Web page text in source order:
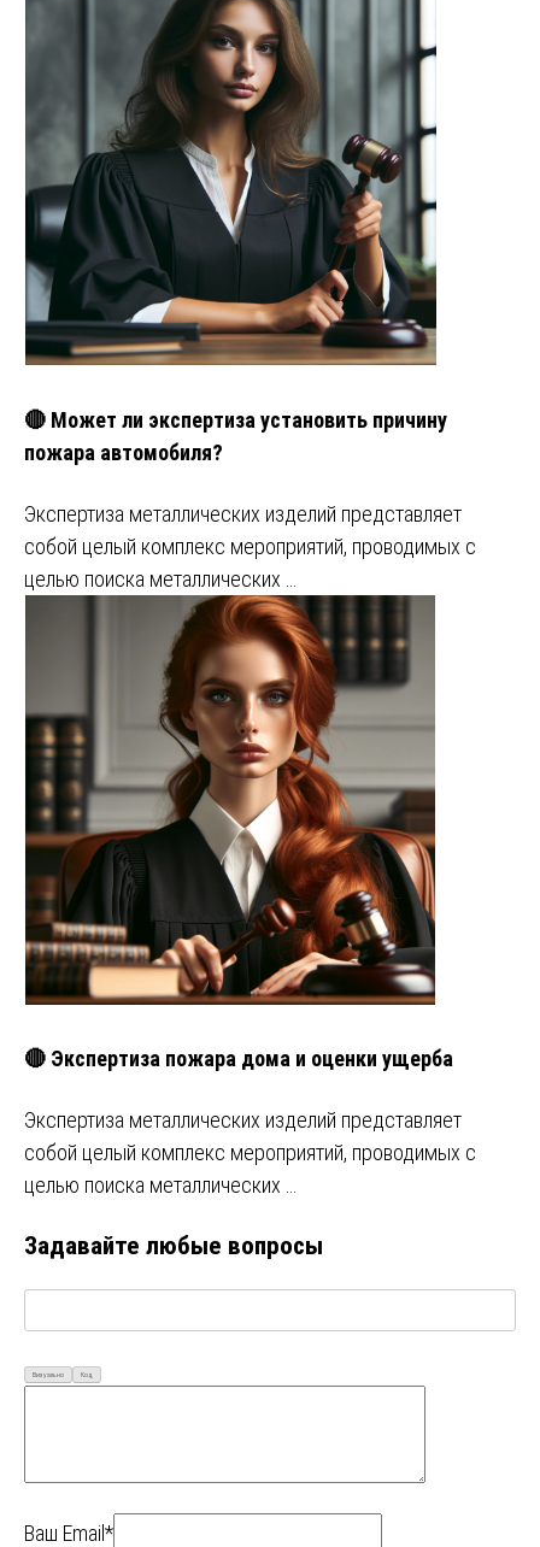
🔴 Может ли экспертиза установить причину
пожара автомобиля?
Экспертиза металлических изделий представляет
собой целый комплекс мероприятий, проводимых с
целью поиска металлических …
🔴 Экспертиза пожара дома и оценки ущерба
Экспертиза металлических изделий представляет
собой целый комплекс мероприятий, проводимых с
целью поиска металлических …
Задавайте любые вопросы
Визуально Код
Ваш Email*